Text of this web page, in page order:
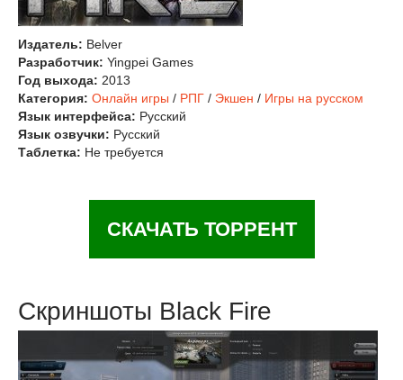
Издатель: Belver
Разработчик: Yingpei Games
Год выхода: 2013
Категория: Онлайн игры / РПГ / Экшен / Игры на русском
Язык интерфейса: Русский
Язык озвучки: Русский
Таблетка: Не требуется
СКАЧАТЬ ТОРРЕНТ
Скриншоты Black Fire